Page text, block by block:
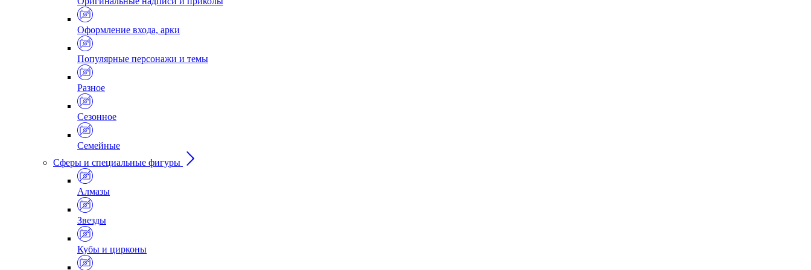
Оформление входа, арки
Популярные персонажи и темы
Разное
Сезонное
Семейные
Сферы и специальные фигуры
Алмазы
Звезды
Кубы и цирконы